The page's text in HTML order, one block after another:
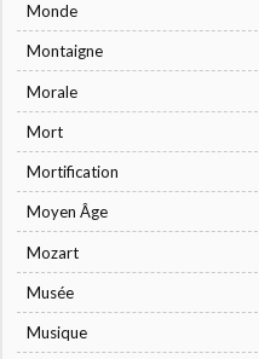
Monde
Montaigne
Morale
Mort
Mortification
Moyen Âge
Mozart
Musée
Musique